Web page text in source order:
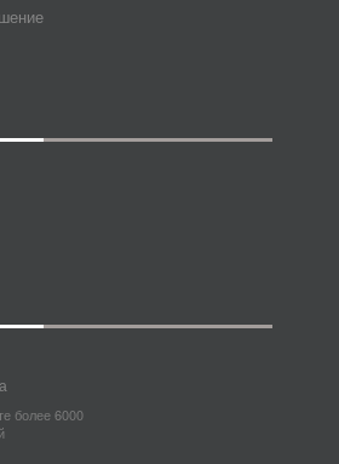
более 6000